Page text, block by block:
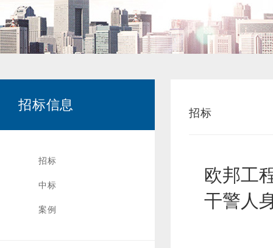
招标信息
招标
中标
案例
招标
欧邦工
干警人